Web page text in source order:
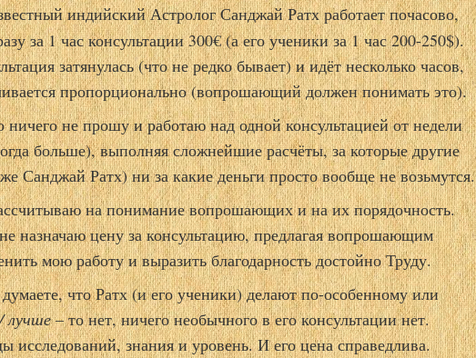
индийский Астролог Санджай Ратх работает почасово,
за1 часконсультации 300€(а его ученики за 1 час 200-250$).
затянулась (что не редко бывает)и идёт несколько часов,
пропорционально (вопрошающий должен понимать это).
не прошу и работаю над одной консультацией от недели
больше), выполняя сложнейшие расчёты, за которые другие
Санджай Ратх) ни за какие деньгипросто вообще не возьмутся.
на понимание вопрошающих и на их порядочность.
назначаю цену за консультацию, предлагая вопрошающим
мою работу и выразить благодарность достойно Труду.
что Ратх (и его ученики) делают по-особенному или
лучше– то нет, ничего необычного в его консультации нет.
исследований, знания и уровень. И его цена справедлива.